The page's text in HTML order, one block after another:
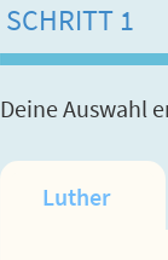
SCHRITT 1
Deine Auswahl
Luther